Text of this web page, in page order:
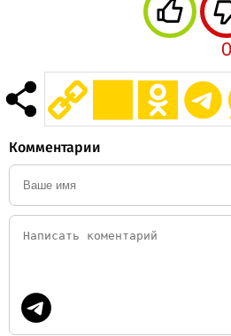
0
Комментарии